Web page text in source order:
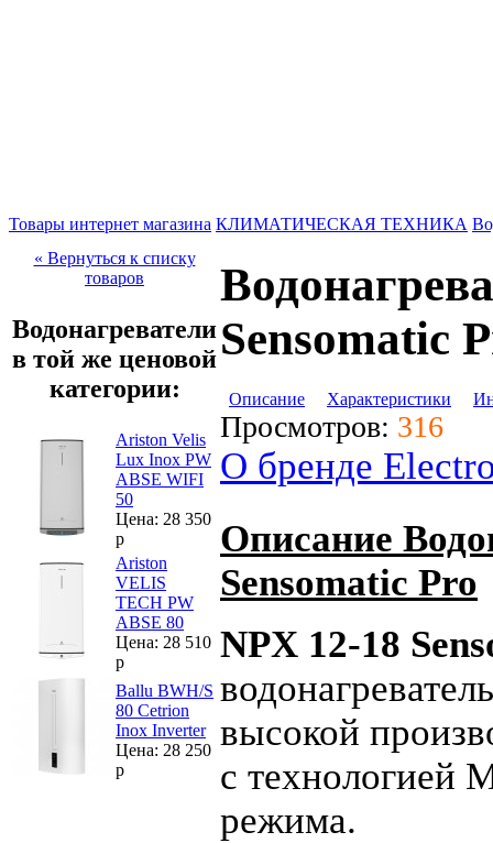
Товары интернет магазина КЛИМАТИЧЕСКАЯ ТЕХНИКА
« Вернуться к списку
товаров
Водонагреватели
в той же ценовой
категории:
Ariston Velis
Lux Inox PW
ABSE WIFI
50
Цена: 28 350
р
Ariston
VELIS
TECH PW
ABSE 80
Цена: 28 510
р
Ballu BWH/S
80 Cetrion
Inox Inverter
Цена: 28 250
р
Sensomatic
Описание Характеристики
Просмотров: 316
О бренде
Описание
Sensomatic Pro
NPX 12-18
высокой
с технологией
режима.